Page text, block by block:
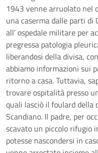
1943 venne arruolato nel
una caserma dalle parti di
all’ ospedale militare per
pregressa patologia
liberandosi della divisa,
abbiamo informazioni sui
ritorno a casa. Tuttavia,
trovare ospitalità presso
quali lasciò il foulard della
Scandiano. Il padre, per
scavato un piccolo rifugio
potesse nascondersi in